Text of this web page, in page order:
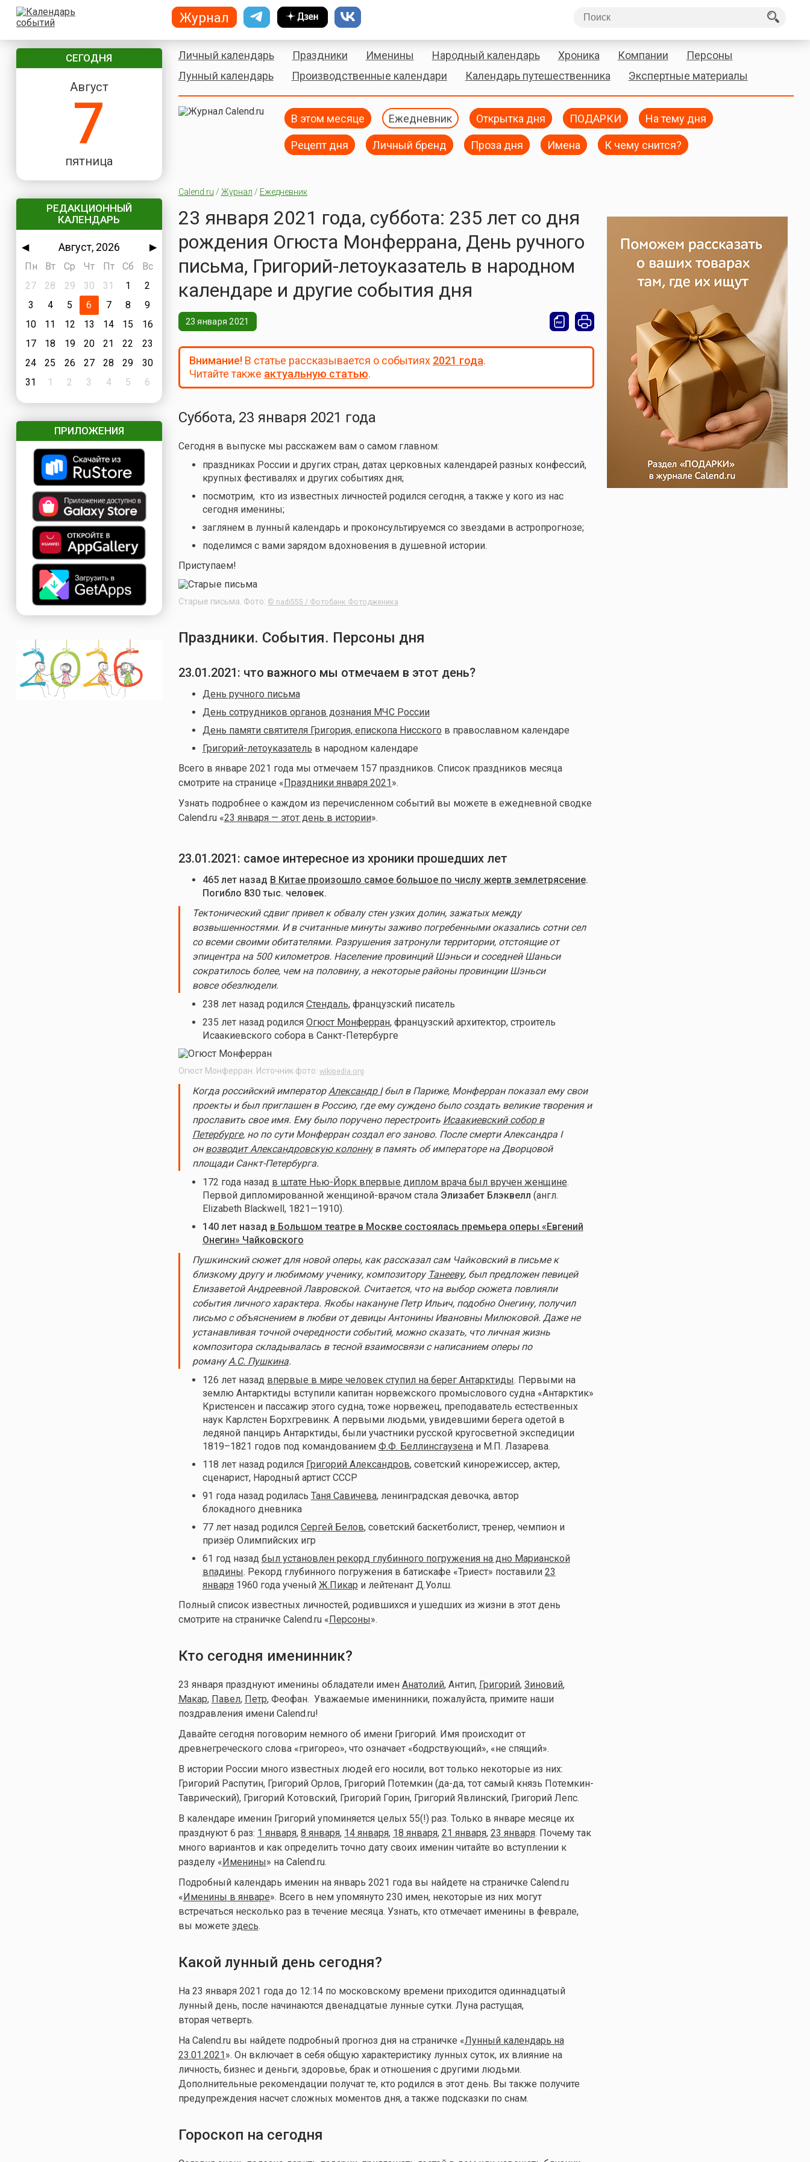
СЕГОДНЯ
Август
7
пятница
РЕДАКЦИОННЫЙ
КАЛЕНДАРЬ
◀ Август, 2026
▶
Пн
Вт Ср Чт Пт Сб
Вс
27
28 29 30 31 1
2
3
4 5 6 7 8
9
10
11 12 13 14 15
16
17
18 19 20 21 22
23
24
25 26 27 28 29
30
31
1 2 3 4 5 6
ПРИЛОЖЕНИЯ
Личный календарь Праздники Именины Народный календарь Хроника Компании
Персоны
Лунный календарь
Производственные календари Календарь путешественника Экспертные материалы
В этом месяце Ежедневник Открытка дня ПОДАРКИ На тему дня
Рецепт дня Личный бренд Проза дня Имена К чему снится?
Calend.ru / Журнал / Ежедневник
23 января 2021 года, суббота: 235 лет со дня
рождения Огюста Монферрана, День ручного
письма, Григорий-летоуказатель в народном
календаре и другие события дня
23 января 2021
Внимание!В статье рассказывается о событиях 2021 года.
Читайте также актуальную статью.
Суббота, 23 января 2021 года
Сегодня в выпуске мы расскажем вам о самом главном:
праздниках России и других стран, датах церковных календарей разных конфессий,
крупных фестивалях и других событиях дня;
посмотрим, кто из известных личностей родился сегодня, а также у кого из нас
сегодня именины;
заглянем в лунный календарь и проконсультируемся со звездами в астропрогнозе;
поделимся с вами зарядом вдохновения в душевной истории.
Приступаем!
Старые письма. Фото: © nadi555 / Фотобанк Фотодженика
Праздники. События. Персоны дня
23.01.2021: что важного мы отмечаем в этот день?
День ручного письма
День сотрудников органов дознания МЧС России
День памяти святителя Григория, епископа Нисского в православном календаре
Григорий-летоуказатель в народном календаре
Всего в январе 2021 года мы отмечаем 157 праздников. Список праздников месяца
смотрите на странице «Праздники января 2021».
Узнать подробнее о каждом из перечисленном событий вы можете в ежедневной сводке
Calend.ru «23 января — этот день в истории».
23.01.2021: самое интересное из хроники прошедших лет
465 лет назад В Китае произошло самое большое по числу жертв землетрясение.
Погибло 830 тыс. человек.
Тектонический сдвиг привел к обвалу стен узких долин, зажатых между
возвышенностями. И в считанные минуты заживо погребенными оказались сотни сел
со всеми своими обитателями. Разрушения затронули территории, отстоящие от
эпицентра на 500 километров. Население провинций Шэньси и соседней Шаньси
сократилось более, чем на половину, а некоторые районы провинции Шэньси
вовсе обезлюдели.
238 лет назад родился Стендаль, французский писатель
235 лет назад родился Огюст Монферран, французский архитектор, строитель
Исаакиевского собора в Санкт-Петербурге
Огюст Монферран. Источник фото: wikipedia.org
Когда российский император Александр Iбыл в Париже, Монферран показал ему свои
проекты и был приглашен в Россию, где ему суждено было создать великие творения и
прославить свое имя. Ему было поручено перестроить Исаакиевский собор в
Петербурге, но по сути Монферран создал его заново. После смерти Александра I
он возводит Александровскую колоннув память об императоре на Дворцовой
площади Санкт-Петербурга.
172 года назад в штате Нью-Йорк впервые диплом врача был вручен женщине.
Первой дипломированной женщиной-врачом стала Элизабет Блэквелл (англ.
Elizabeth Blackwell, 1821—1910).
140 лет назад в Большом театре в Москве состоялась премьера оперы «Евгений
Онегин» Чайковского
Пушкинский сюжет для новой оперы, как рассказал сам Чайковский в письме к
близкому другу и любимому ученику, композитору Танееву, был предложен певицей
Елизаветой Андреевной Лавровской. Считается, что на выбор сюжета повлияли
события личного характера. Якобы накануне Петр Ильич, подобно Онегину, получил
письмо с объяснением в любви от девицы Антонины Ивановны Милюковой. Даже не
устанавливая точной очередности событий, можно сказать, что личная жизнь
композитора складывалась в тесной взаимосвязи с написанием оперы по
романуА.С. Пушкина.
126 лет назад впервые в мире человек ступил на берег Антарктиды. Первыми на
землю Антарктиды вступили капитан норвежского промыслового судна «Антарктик»
Кристенсен и пассажир этого судна, тоже норвежец, преподаватель естественных
наук Карлстен Борхгревинк. А первыми людьми, увидевшими берега одетой в
ледяной панцирь Антарктиды, были участники русской кругосветной экспедиции
1819–1821 годов под командованием Ф.Ф. Беллинсгаузенаи М.П. Лазарева.
118 лет назад родился Григорий Александров, советский кинорежиссер, актер,
сценарист, Народный артист СССР
91 года назад родилась Таня Савичева, ленинградская девочка, автор
блокадного дневника
77 лет назад родился Сергей Белов, советский баскетболист, тренер, чемпион и
призёр Олимпийских игр
61 год назад был установлен рекорд глубинного погружения на дно Марианской
впадины. Рекорд глубинного погружения в батискафе «Триест» поставили 23
января1960 года ученый Ж.Пикар и лейтенант Д.Уолш.
Полный список известных личностей, родившихся и ушедших из жизни в этот день
смотрите на страничке Calend.ru «Персоны».
Кто сегодня именинник?
23 января празднуют именины обладатели имен Анатолий, Антип, Григорий, Зиновий,
Макар, Павел, Петр, Феофан. Уважаемые именинники, пожалуйста, примите наши
поздравления имени Calend.ru!
Давайте сегодня поговорим немного об имени Григорий. Имя происходит от
древнегреческого слова «григорео», что означает «бодрствующий», «не спящий».
В истории России много известных людей его носили, вот только некоторые из них:
Григорий Распутин, Григорий Орлов, Григорий Потемкин (да-да, тот самый князь Потемкин-
Таврический), Григорий Котовский, Григорий Горин, Григорий Явлинский, Григорий Лепс.
В календаре именин Григорий упоминяется целых 55(!) раз. Только в январе месяце их
празднуют 6 раз: 1 января, 8 января, 14 января, 18 января, 21 января, 23 января. Почему так
много вариантов и как определить точно дату своих именин читайте во вступлении к
разделу «Именины» на Calend.ru.
Подробный календарь именин на январь 2021 года вы найдете на страничке Calend.ru
«Именины в январе». Всего в нем упомянуто 230 имен, некоторые из них могут
встречаться несколько раз в течение месяца. Узнать, кто отмечает именины в феврале,
вы можете здесь.
Какой лунный день сегодня?
На 23 января 2021 года до 12:14 по московскому времени приходится одиннадцатый
лунный день, после начинаются двенадцатые лунные сутки. Луна растущая,
вторая четверть.
На Calend.ru вы найдете подробный прогноз дня на страничке «Лунный календарь на
23.01.2021». Он включает в себя общую характеристику лунных суток, их влияние на
личность, бизнес и деньги, здоровье, брак и отношения с другими людьми.
Дополнительные рекомендации получат те, кто родился в этот день. Вы также получите
предупреждения насчет сложных моментов дня, а также подсказки по снам.
Гороскоп на сегодня
Журнал